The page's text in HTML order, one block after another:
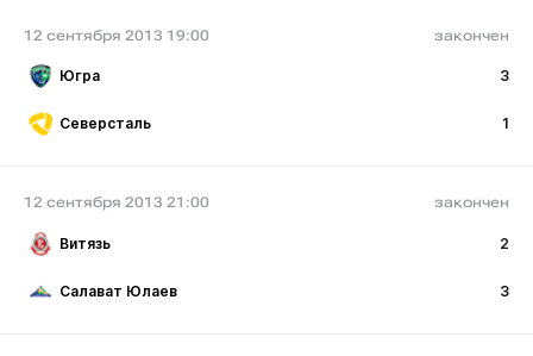
12 сентября 2013 19:00 закончен
Югра 3
Северсталь 1
12 сентября 2013 21:00 закончен
Витязь 2
Салават Юлаев 3